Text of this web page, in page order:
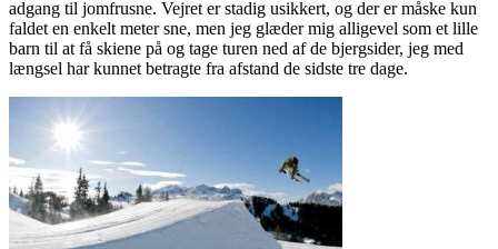
adgang til jomfrusne. Vejret er stadig usikkert, og der er måske kun
faldet en enkelt meter sne, men jeg glæder mig alligevel som et lille
barn til at få skiene på og tage turen ned af de bjergsider, jeg med
længsel har kunnet betragte fra afstand de sidste tre dage.